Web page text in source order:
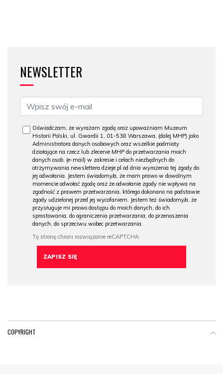
NEWSLETTER
Oświadczam, że wyrażam zgodę oraz upoważniam Muzeum
Historii Polski, ul. Gwardii 1, 01-538 Warszawa, (dalej MHP) jako
Administratora danych osobowych oraz wszelkie podmioty
działające na rzecz lub zlecenie MHP do przetwarzania moich
danych osob. (e-mail) w zakresie i celach niezbędnych do
otrzymywania newslettera dzieje.pl od dnia wyrażenia tej zgody do
jej odwołania. Jestem świadomy/a, że mam prawo w dowolnym
momencie odwołać zgodę oraz że odwołanie zgody nie wpływa na
zgodność z prawem przetwarzania, którego dokonano na podstawie
zgody udzielonej przed jej wycofaniem. Jestem też świadomy/a, że
przysługuje mi prawo dostępu do moich danych, do ich
sprostowania, do ograniczenia przetwarzania, do przenoszenia
danych, do sprzeciwu wobec przetwarzania.
COPYRIGHT